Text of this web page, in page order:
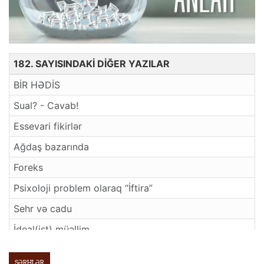
182. SAYISINDAKİ DİĞER YAZILAR
BİR HƏDİS
Sual? - Cavab!
Essevari fikirlər
Ağdaş bazarında
Foreks
Psixoloji problem olaraq “İftira”
Sehr və cadu
İdeal(ist) müəllim
“Uşaqlar insanlığın gələcəyidir”.
ŞƏRHLƏR